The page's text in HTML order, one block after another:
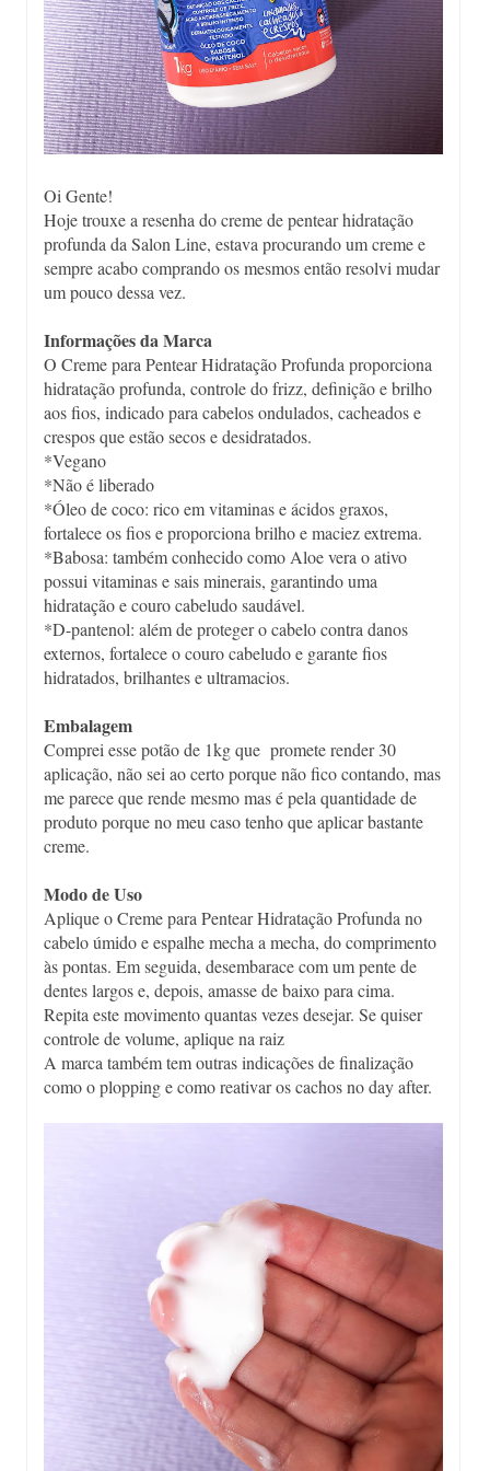
Oi Gente!
Hoje trouxe a resenha do creme de pentear hidratação
profunda da Salon Line, estava procurando um creme e
sempre acabo comprando os mesmos então resolvi mudar
um pouco dessa vez.
Informações da Marca
O Creme para Pentear Hidratação Profunda proporciona
hidratação profunda, controle do frizz, definição e brilho
aos fios, indicado para cabelos ondulados, cacheados e
crespos que estão secos e desidratados.
*Vegano
*Não é liberado
*Óleo de coco: rico em vitaminas e ácidos graxos,
fortalece os fios e proporciona brilho e maciez extrema.
*Babosa: também conhecido como Aloe vera o ativo
possui vitaminas e sais minerais, garantindo uma
hidratação e couro cabeludo saudável.
*D-pantenol: além de proteger o cabelo contra danos
externos, fortalece o couro cabeludo e garante fios
hidratados, brilhantes e ultramacios.
Embalagem
Comprei esse potão de 1kg que promete render 30
aplicação, não sei ao certo porque não fico contando, mas
me parece que rende mesmo mas é pela quantidade de
produto porque no meu caso tenho que aplicar bastante
creme.
Modo de Uso
Aplique o Creme para Pentear Hidratação Profunda no
cabelo úmido e espalhe mecha a mecha, do comprimento
às pontas. Em seguida, desembarace com um pente de
dentes largos e, depois, amasse de baixo para cima.
Repita este movimento quantas vezes desejar. Se quiser
controle de volume, aplique na raiz
A marca também tem outras indicações de finalização
como o plopping e como reativar os cachos no day after.